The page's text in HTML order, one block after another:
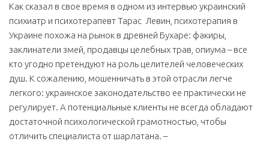
Как сказал в свое время в одном из интервью украинский
психиатр и психотерапевт Тарас Левин, психотерапия в
Украине похожа на рынок в древней Бухаре: факиры,
заклинатели змей, продавцы целебных трав, опиума – все
кто угодно претендуют на роль целителей человеческих
душ. К сожалению, мошенничать в этой отрасли легче
легкого: украинское законодательство ее практически не
регулирует. А потенциальные клиенты не всегда обладают
достаточной психологической грамотностью, чтобы
отличить специалиста от шарлатана. –